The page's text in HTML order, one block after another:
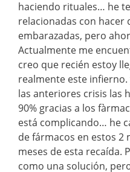
haciendo rituales… he
relacionadas con hacer
embarazadas, pero
Actualmente me
creo que recién estoy
realmente este
las anteriores crisis las
90% gracias a los
está complicando… he
de fármacos en estos 2
meses de esta recaída.
como una solución,